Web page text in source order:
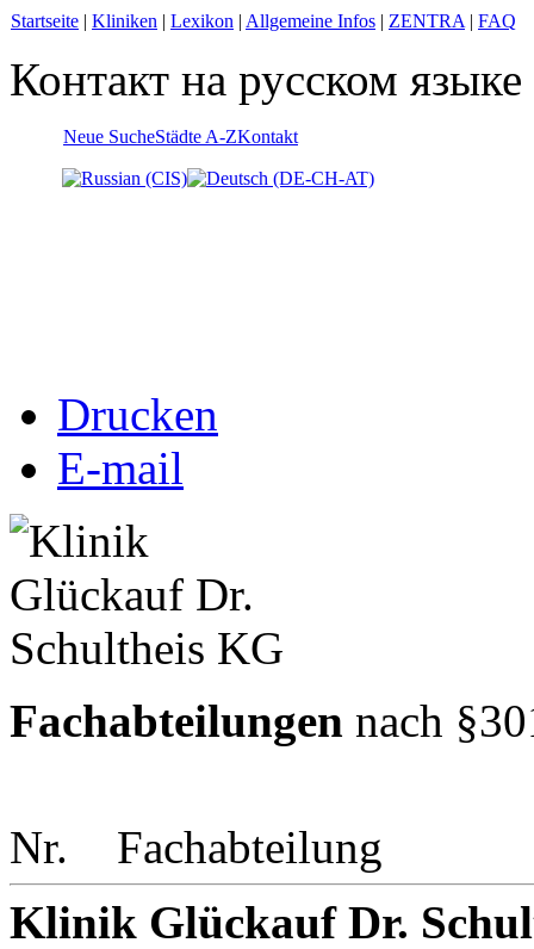
Startseite | Kliniken | Lexikon | Allgemeine Infos | ZENTRA | FAQ
Контакт на русском
Neue SucheStädte A-ZKontakt
Drucken
E-mail
Fachabteilungen nach
Nr.
Fachabteilung
Klinik Glückauf Dr.